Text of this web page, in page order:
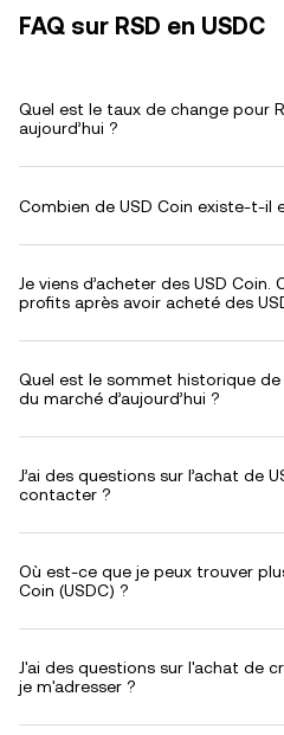
FAQ sur RSD en USDC
Quel est le taux de change pour
aujourd’hui ?
Combien de USD Coin existe-t-il
Je viens d’acheter des USD
profits après avoir acheté des
Quel est le sommet historique
du marché d’aujourd’hui ?
J’ai des questions sur l’achat de
contacter ?
Où est-ce que je peux trouver
Coin (USDC) ?
J'ai des questions sur l'achat de
je m'adresser ?